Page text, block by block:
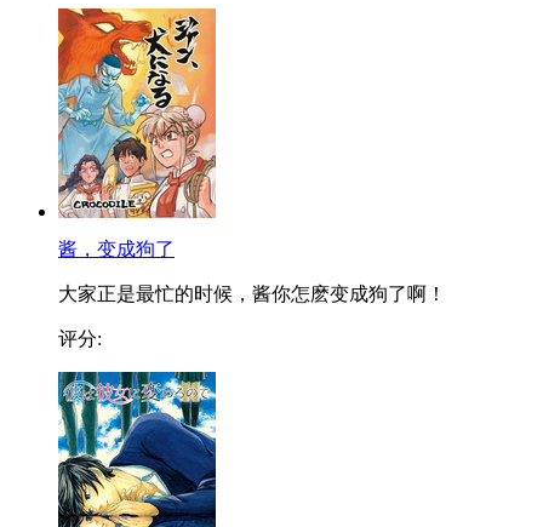
酱，变成狗了
大家正是最忙的时候，酱你怎麽变成狗了啊！
评分: